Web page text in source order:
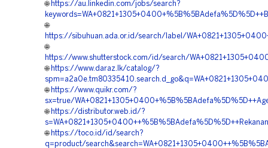
🌐 https://au.linkedin.com/jobs/search?
🌐
https://sibuhuan.ada.or.id/search/label/
🌐
https://www.shutterstock.com/id/search/
🌐 https://www.daraz.lk/catalog/?
🌐 https://www.quikr.com/?
sx=true/
🌐 https://distributor.web.id/?
🌐 https://toco.id/id/search?
q=product/